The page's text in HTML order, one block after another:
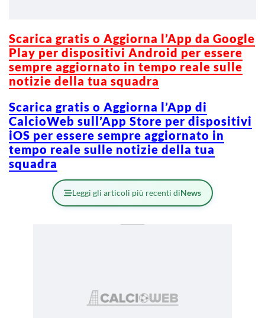
Scarica gratis o Aggiorna l’App da Google
Play per dispositivi Android per essere
sempre aggiornato in tempo reale sulle
notizie della tua squadra
Scarica gratis o Aggiorna l’App di
CalcioWeb sull’App Store per dispositivi
iOS per essere sempre aggiornato in
tempo reale sulle notizie della tua
squadra
Leggi gli articoli più recenti diNews